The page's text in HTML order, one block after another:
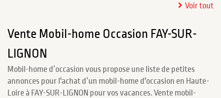
Voir tout
Vente Mobil-home Occasion FAY-SUR-
LIGNON
Mobil-home d’occasion vous propose une liste de petites
annonces pour l'achat d’un mobil-home d'occasion en Haute-
Loire à FAY-SUR-LIGNON pour vos vacances. Vente mobil-